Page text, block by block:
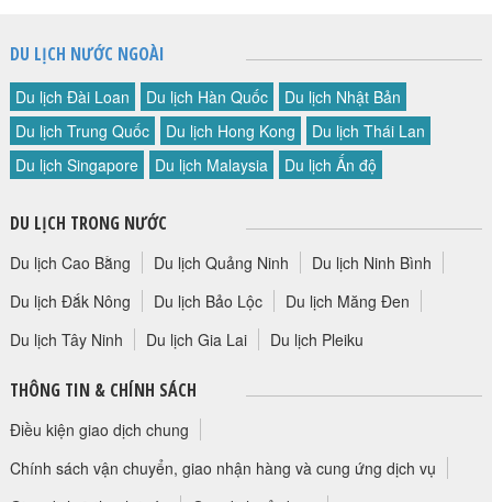
DU LỊCH NƯỚC NGOÀI
Du lịch Đài Loan Du lịch Hàn Quốc
Du lịch Nhật Bản
Du lịch Trung Quốc
Du lịch Hong Kong
Du lịch Thái Lan
Du lịch Singapore
Du lịch Malaysia Du lịch Ấn độ
DU LỊCH TRONG NƯỚC
Du lịch Cao Bằng Du lịch Quảng Ninh
Du lịch Ninh Bình
Du lịch Đắk Nông
Du lịch Bảo Lộc
Du lịch Măng Đen
Du lịch Tây Ninh
Du lịch Gia Lai Du lịch Pleiku
THÔNG TIN & CHÍNH SÁCH
Điều kiện giao dịch chung
Chính sách vận chuyển, giao nhận hàng và cung ứng dịch vụ